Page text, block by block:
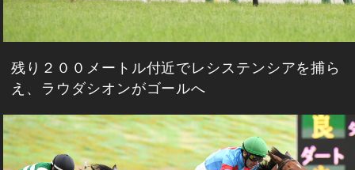
残り２００メートル付近でレシステンシアを捕ら
え、ラウダシオンがゴールへ